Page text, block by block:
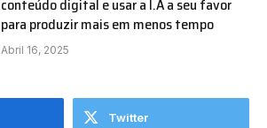
conteúdo digital e usar a I.A a seu favor
para produzir mais em menos tempo
Abril 16, 2025
Twitter